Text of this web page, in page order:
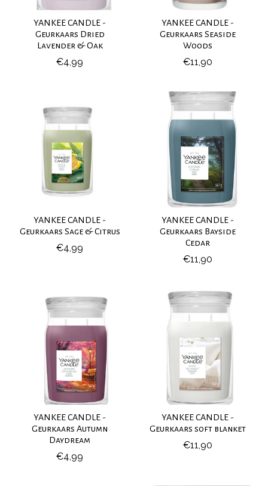
YANKEE CANDLE -
Geurkaars Dried
Lavender & Oak
€4,99
YANKEE CANDLE -
Geurkaars Seaside
Woods
€11,90
YANKEE CANDLE -
Geurkaars Sage & Citrus
€4,99
YANKEE CANDLE -
Geurkaars Bayside
Cedar
€11,90
YANKEE CANDLE -
Geurkaars Autumn
Daydream
€4,99
YANKEE CANDLE -
Geurkaars soft blanket
€11,90